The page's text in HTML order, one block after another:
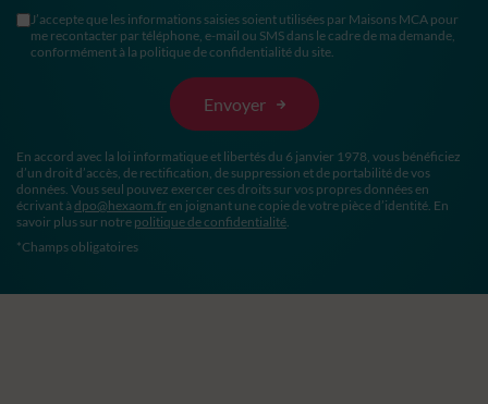
J’accepte que les informations saisies soient utilisées par Maisons MCA pour
me recontacter par téléphone, e-mail ou SMS dans le cadre de ma demande,
conformément à la politique de confidentialité du site.
En accord avec la loi informatique et libertés du 6 janvier 1978, vous bénéficiez
d’un droit d’accès, de rectification, de suppression et de portabilité de vos
données. Vous seul pouvez exercer ces droits sur vos propres données en
écrivant à dpo@hexaom.fr en joignant une copie de votre pièce d’identité. En
savoir plus sur notre politique de confidentialité.
*Champs obligatoires